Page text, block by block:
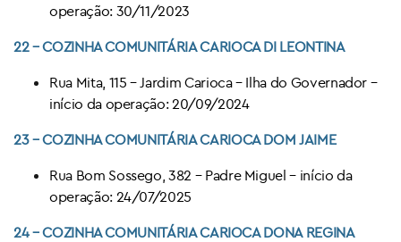
operação: 30/11/2023
22 –COZINHA COMUNITÁRIA CARIOCADI LEONTINA
Rua Mita, 115 – Jardim Carioca – Ilha do Governador –
início da operação: 20/09/2024
23 –COZINHA COMUNITÁRIA CARIOCADOM JAIME
Rua Bom Sossego, 382 – Padre Miguel – início da
operação: 24/07/2025
24 – COZINHA COMUNITÁRIA CARIOCA DONA REGINA